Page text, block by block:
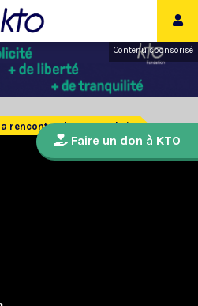
Contenu sponsorisé
rencontre des sans-abri
Faire un don à KTO